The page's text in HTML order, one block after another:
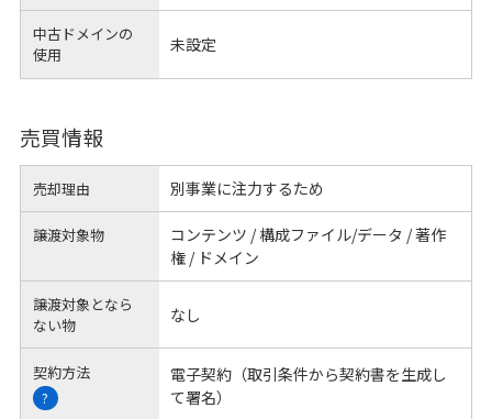
中古ドメインの
使用
未設定
売買情報
売却理由 別事業に注力するため
譲渡対象物
コンテンツ / 構成ファイル/データ / 著作
権 / ドメイン
譲渡対象となら
ない物
なし
契約方法
?
電子契約（取引条件から契約書を生成し
て署名）